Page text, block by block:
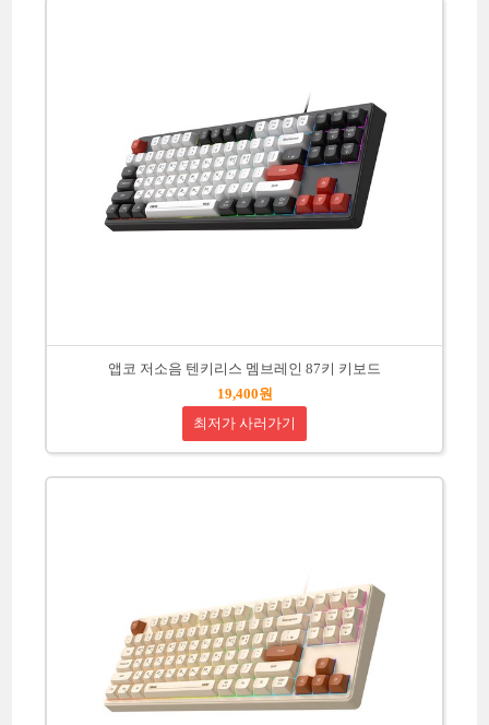
앱코 저소음 텐키리스 멤브레인 87키 키보드
19,400원
최저가 사러가기